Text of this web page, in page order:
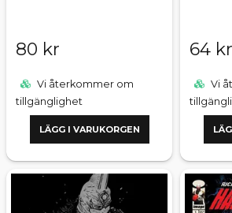
80 kr
Vi återkommer om
tillgänglighet
LÄGG I VARUKORGEN
64 kr
Vi